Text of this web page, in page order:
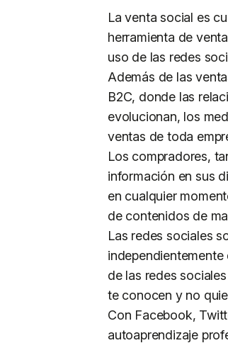
La venta social es
herramienta de
uso de las redes
Además de las
B2C, donde las
evolucionan, los
ventas de toda
Los compradores,
información en sus
en cualquier
de contenidos de
Las redes sociales
de las redes
te conocen y no
Con Facebook,
autoaprendizaje